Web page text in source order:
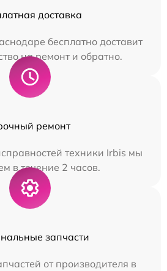
доставка
бесплатно доставит
на ремонт и обратно.
ремонт
техники Irbis мы
в течение 2 часов.
запчасти
от производителя в